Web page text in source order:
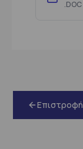
.DOC
Επιστροφή